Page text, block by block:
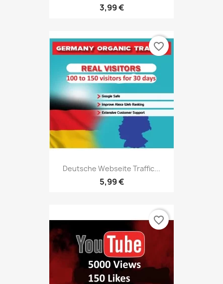
3,99 €
Deutsche Webseite Traffic...
5,99 €
favorite_border
favorite_border